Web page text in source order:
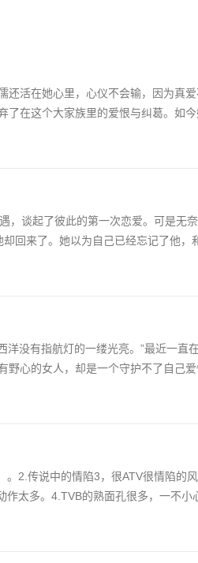
爱玲传。学儒知道学礼对女星方菲有
琪知学儒满怀抱负，一心要重振外公
，举行电影发布会，学礼邀学儒来打
活在她心里，心仪不会输，因为真
在这个大家族里的爱恨与纠葛。如今
谈起了彼此的第一次恋爱。可是无
回来了。她以为自己已经忘记了他，
有指航灯的一缕光亮。”最近一直
心的女人，却是一个守护不了自己
2.传说中的情陷3，很ATV很情陷的
太多。4.TVB的熟面孔很多，一不